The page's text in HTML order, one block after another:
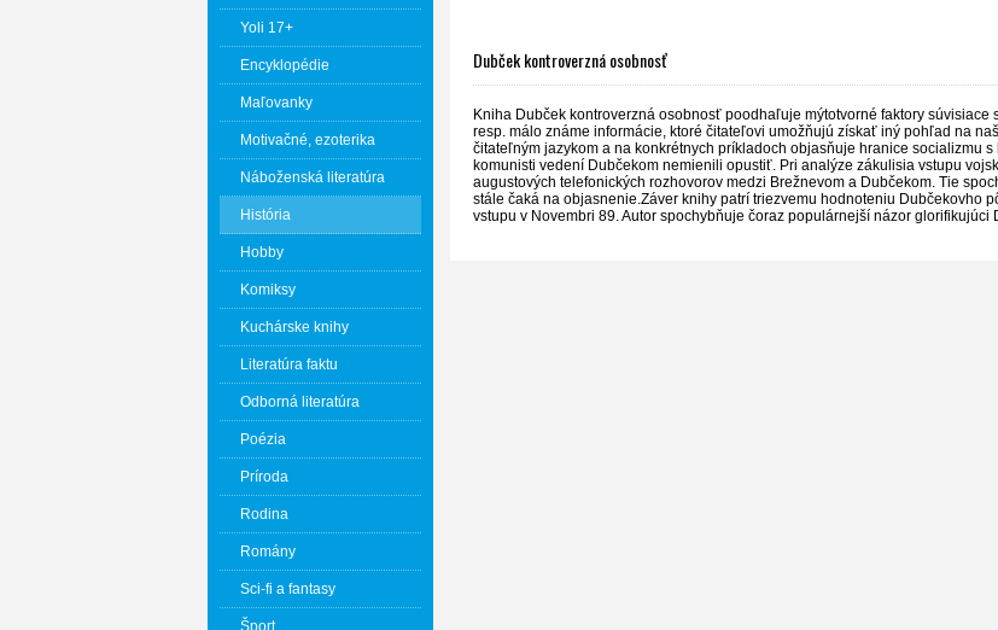
Yoli 17+
Encyklopédie
Maľovanky
Motivačné, ezoterika
Náboženská literatúra
História
Hobby
Komiksy
Kuchárske knihy
Literatúra faktu
Odborná literatúra
Poézia
Príroda
Rodina
Romány
Sci-fi a fantasy
Šport
Dubček kontroverzná osobnosť
Kniha Dubček kontroverzná osobnosť poodhaľuje mýtotvorné faktory súvisiace
resp. málo známe informácie, ktoré čitateľovi umožňujú získať iný pohľad na
čitateľným jazykom a na konkrétnych príkladoch objasňuje hranice socializmu
komunisti vedení Dubčekom nemienili opustiť. Pri analýze zákulisia vstupu
augustových telefonických rozhovorov medzi Brežnevom a Dubčekom. Tie
stále čaká na objasnenie.Záver knihy patrí triezvemu hodnoteniu Dubčekovho
vstupu v Novembri 89. Autor spochybňuje čoraz populárnejší názor